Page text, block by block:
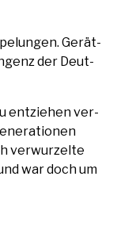
Gerät­
der Deut­
ent­zie­hen ver­
ver­wur­zel­te
war doch um